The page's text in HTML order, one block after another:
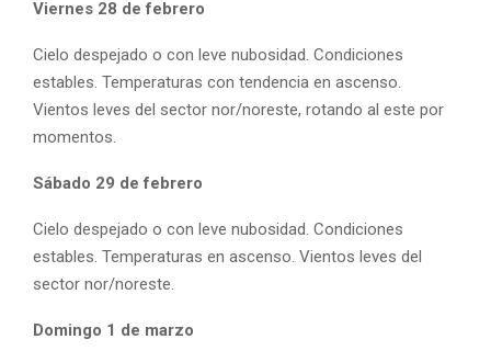
Viernes 28 de febrero
Cielo despejado o con leve nubosidad. Condiciones
estables. Temperaturas con tendencia en ascenso.
Vientos leves del sector nor/noreste, rotando al este por
momentos.
Sábado 29 de febrero
Cielo despejado o con leve nubosidad. Condiciones
estables. Temperaturas en ascenso. Vientos leves del
sector nor/noreste.
Domingo 1 de marzo